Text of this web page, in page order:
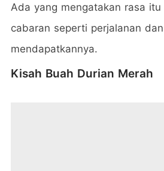
Ada yang mengatakan rasa
cabaran seperti perjalanan
mendapatkannya.
Kisah Buah Durian Merah